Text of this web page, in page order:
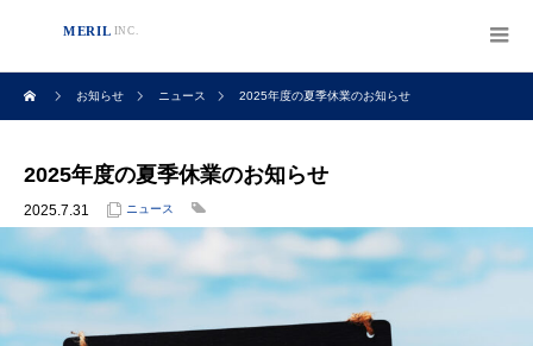
お知らせ ニュース 2025年度の夏季休業のお知らせ
2025年度の夏季休業のお知らせ
2025.7.31 ニュース